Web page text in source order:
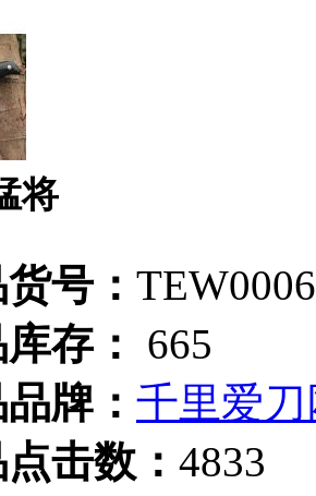
将
号：
存：
665
牌： 千里爱刀
击数： 4833